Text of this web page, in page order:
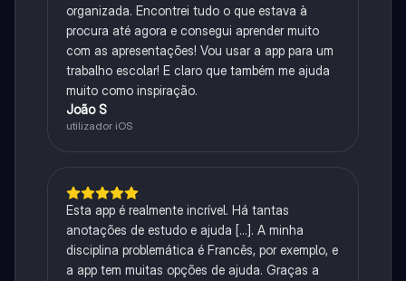
organizada. Encontrei tudo o que estava à
procura até agora e consegui aprender muito
com as apresentações! Vou usar a app para um
trabalho escolar! E claro que também me ajuda
muito como inspiração.
João S
utilizador iOS
Esta app é realmente incrível. Há tantas
anotações de estudo e ajuda [...]. A minha
disciplina problemática é Francês, por exemplo, e
a app tem muitas opções de ajuda. Graças a